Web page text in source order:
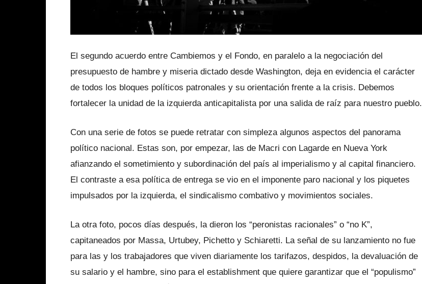
El segundo acuerdo entre Cambiemos y el Fondo, en paralelo a la negociación del
presupuesto de hambre y miseria dictado desde Washington, deja en evidencia el carácter
de todos los bloques políticos patronales y su orientación frente a la crisis. Debemos
fortalecer la unidad de la izquierda anticapitalista por una salida de raíz para nuestro pueblo.
Con una serie de fotos se puede retratar con simpleza algunos aspectos del panorama
político nacional. Estas son, por empezar, las de Macri con Lagarde en Nueva York
afianzando el sometimiento y subordinación del país al imperialismo y al capital financiero.
El contraste a esa política de entrega se vio en el imponente paro nacional y los piquetes
impulsados por la izquierda, el sindicalismo combativo y movimientos sociales.
La otra foto, pocos días después, la dieron los “peronistas racionales” o “no K”,
capitaneados por Massa, Urtubey, Pichetto y Schiaretti. La señal de su lanzamiento no fue
para las y los trabajadores que viven diariamente los tarifazos, despidos, la devaluación de
su salario y el hambre, sino para el establishment que quiere garantizar que el “populismo”